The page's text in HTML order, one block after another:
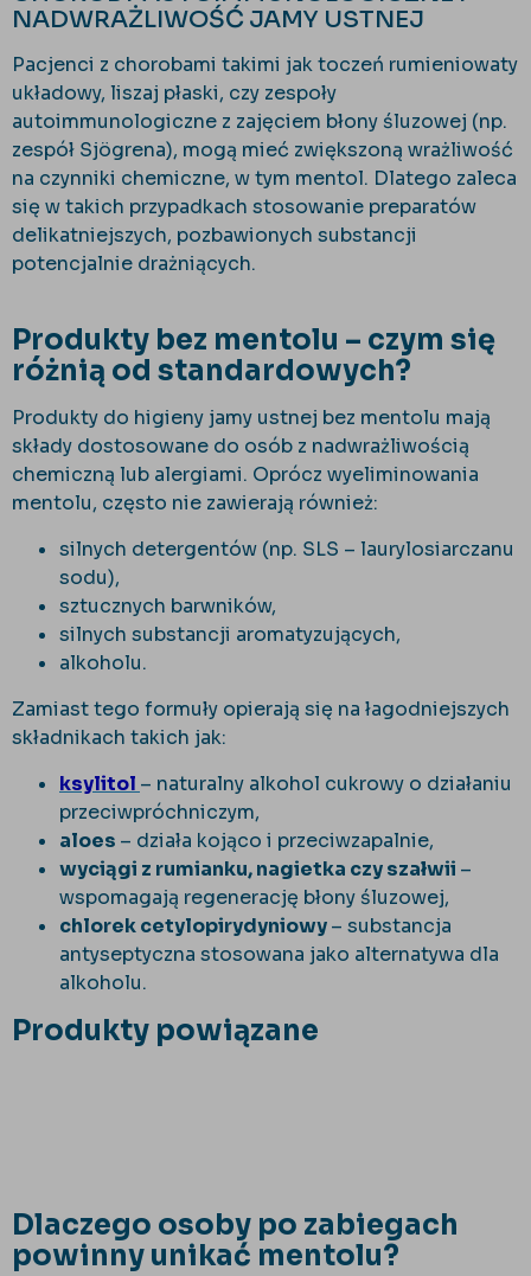
NADWRAŻLIWOŚĆ JAMY USTNEJ
Pacjenci z chorobami takimi jak toczeń rumieniowaty
układowy, liszaj płaski, czy zespoły
autoimmunologiczne z zajęciem błony śluzowej (np.
zespół Sjögrena), mogą mieć zwiększoną wrażliwość
na czynniki chemiczne, w tym mentol. Dlatego zaleca
się w takich przypadkach stosowanie preparatów
delikatniejszych, pozbawionych substancji
potencjalnie drażniących.
Produkty bez mentolu – czym się
różnią od standardowych?
Produkty do higieny jamy ustnej bez mentolu mają
składy dostosowane do osób z nadwrażliwością
chemiczną lub alergiami. Oprócz wyeliminowania
mentolu, często nie zawierają również:
silnych detergentów (np. SLS – laurylosiarczanu
sodu),
sztucznych barwników,
silnych substancji aromatyzujących,
alkoholu.
Zamiast tego formuły opierają się na łagodniejszych
składnikach takich jak:
ksylitol – naturalny alkohol cukrowy o działaniu
przeciwpróchniczym,
aloes – działa kojąco i przeciwzapalnie,
wyciągi z rumianku, nagietka czy szałwii –
wspomagają regenerację błony śluzowej,
chlorek cetylopirydyniowy– substancja
antyseptyczna stosowana jako alternatywa dla
alkoholu.
Produkty powiązane
Dlaczego osoby po zabiegach
powinny unikać mentolu?